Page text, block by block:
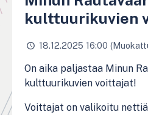
kulttuurikuvien
18.12.2025 16:00
On aika paljastaa Minun
kulttuurikuvien voittajat!
Voittajat on valikoitu